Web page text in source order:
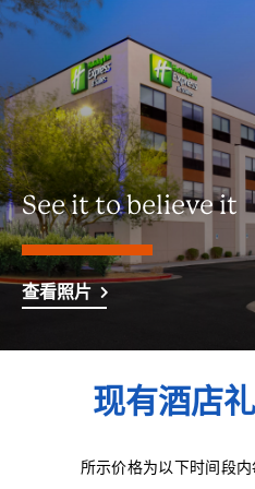
See it to believe it
查看照片
现有酒店
所示价格为以下时间段内